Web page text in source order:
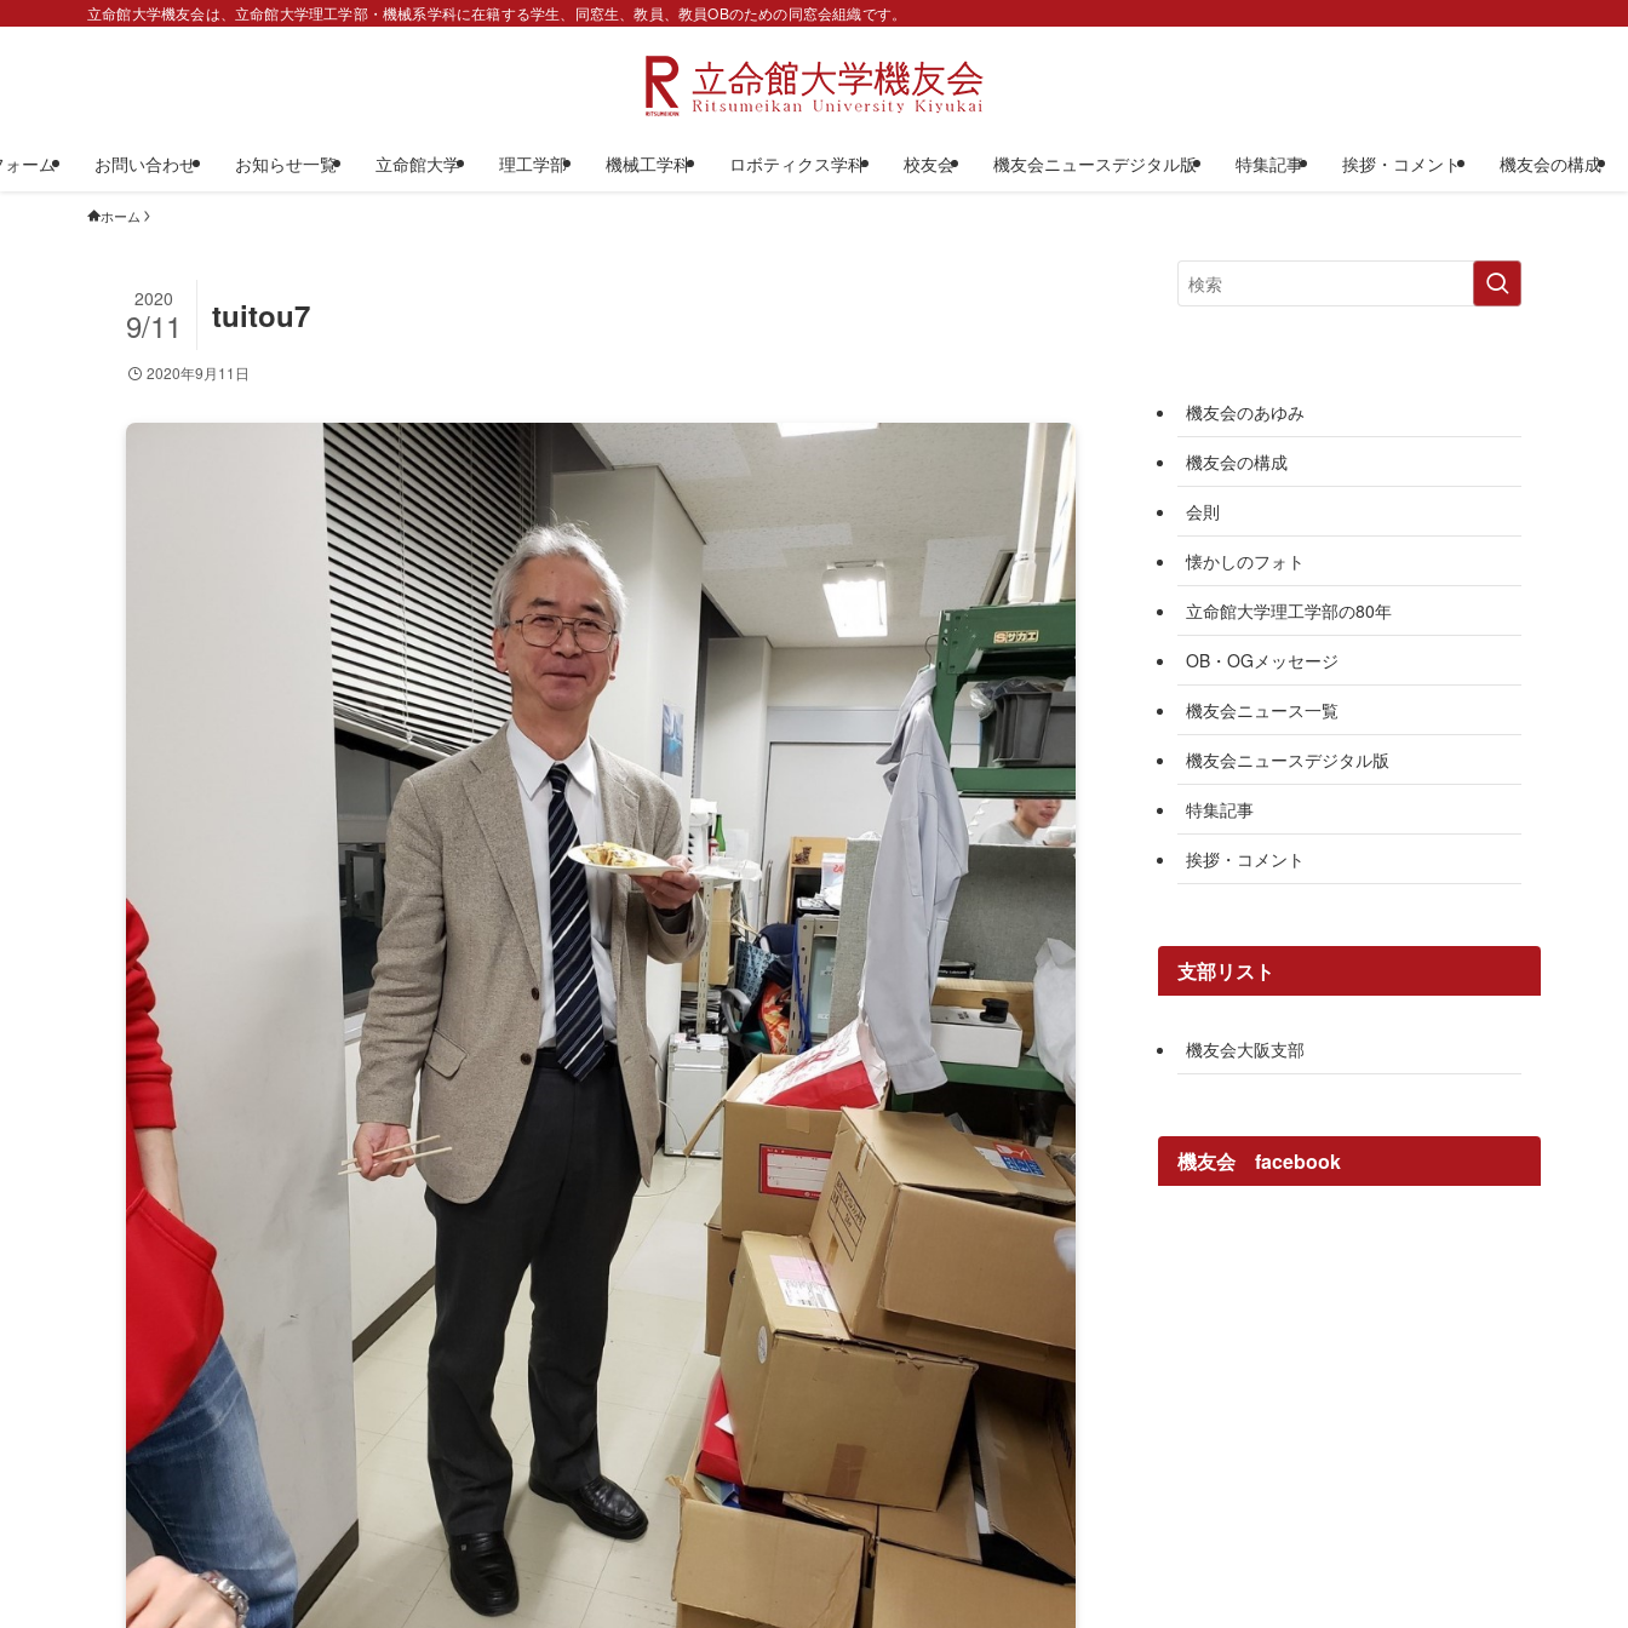
立命館大学機友会は、立命館大学理工学部・機械系学科に在籍する学生、同窓生、教員、教員OBのための同窓会組織です。
ーム お問い合わせ お知らせ一覧 立命館大学 理工学部 機械工学科 ロボティクス学科 校友会 機友会ニュースデジタル版 特集記事 挨拶・コメント 機友会の構成
ホーム
tuitou7
2020
9/11
2020年9月11日
機友会のあゆみ
機友会の構成
会則
懐かしのフォト
立命館大学理工学部の80年
OB・OGメッセージ
機友会ニュース一覧
機友会ニュースデジタル版
特集記事
挨拶・コメント
支部リスト
機友会大阪支部
機友会 facebook